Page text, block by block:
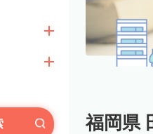
福岡県